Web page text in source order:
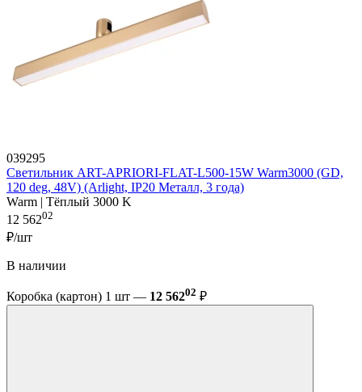
039295
Светильник ART-APRIORI-FLAT-L500-15W Warm3000 (GD,
120 deg, 48V) (Arlight, IP20 Металл, 3 года)
Warm | Тёплый 3000 K
12 56202
₽/шт
В наличии
Коробка (картон) 1 шт — 12 56202 ₽